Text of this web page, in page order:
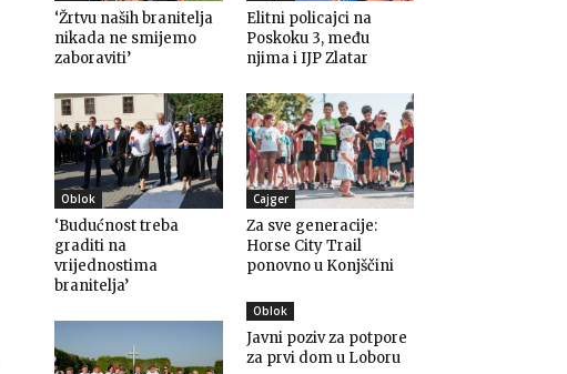
‘Žrtvu naših branitelja
nikada ne smijemo
zaboraviti’
Elitni policajci na
Poskoku 3, među
njima i IJP Zlatar
Oblok
‘Budućnost treba
graditi na
vrijednostima
branitelja’
Cajger
Za sve generacije:
Horse City Trail
ponovno u Konjščini
Oblok
Javni poziv za potpore
za prvi dom u Loboru